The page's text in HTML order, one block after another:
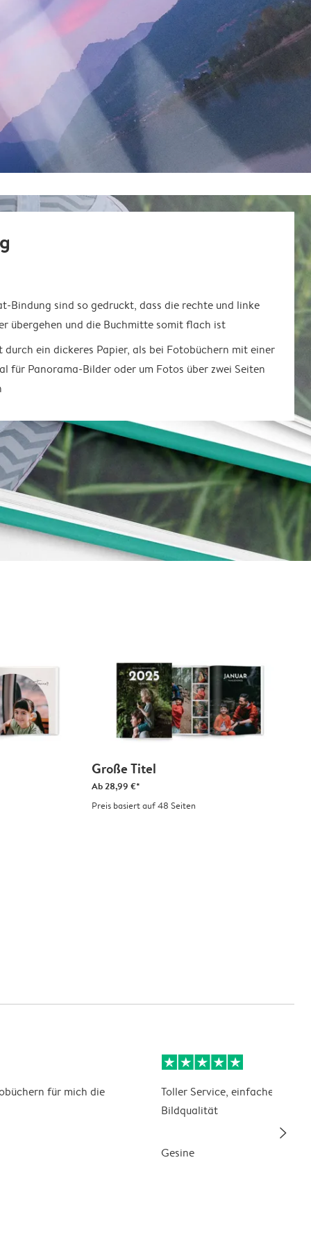
Bindung sind so gedruckt, dass die rechte und linke
übergehen und die Buchmitte somit flach ist
ein dickeres Papier, als bei Fotobüchern mit einer
für Panorama-Bilder oder um Fotos über zwei Seiten
Große Titel
Ab28,99 €*
Preis basiert auf 48 Seiten
für mich die
Toller Service, einfache Tools
Bildqualität
Gesine
slim_arrow_right